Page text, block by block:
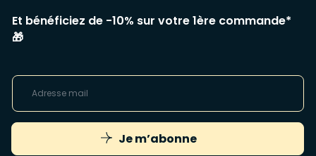
Et bénéficiez de -10% sur votre 1ère commande*
🎁
Je m’abonne